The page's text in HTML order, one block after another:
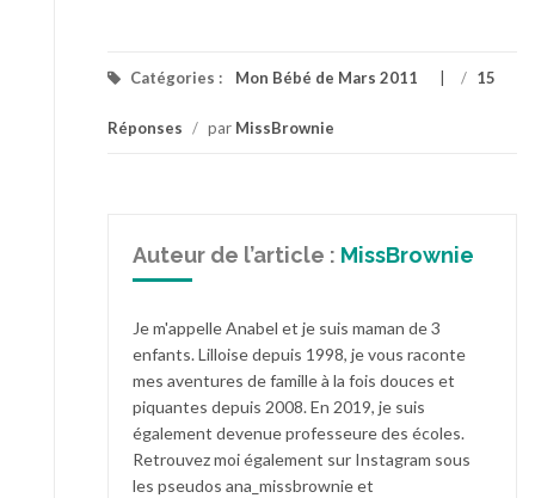
Catégories : Mon Bébé de Mars 2011 / 15
Réponses / par MissBrownie
Auteur de l’article : MissBrownie
Je m'appelle Anabel et je suis maman de 3
enfants. Lilloise depuis 1998, je vous raconte
mes aventures de famille à la fois douces et
piquantes depuis 2008. En 2019, je suis
également devenue professeure des écoles.
Retrouvez moi également sur Instagram sous
les pseudos ana_missbrownie et